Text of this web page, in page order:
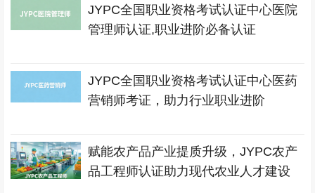
JYPC全国职业资格考试认证中心医院
管理师认证,职业进阶必备认证
JYPC全国职业资格考试认证中心医药
营销师考证，助力行业职业进阶
赋能农产品产业提质升级，JYPC农产
品工程师认证助力现代农业人才建设